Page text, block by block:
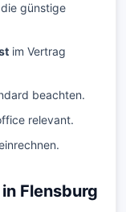
günstige
im Vertrag
beachten.
relevant.
Flensburg